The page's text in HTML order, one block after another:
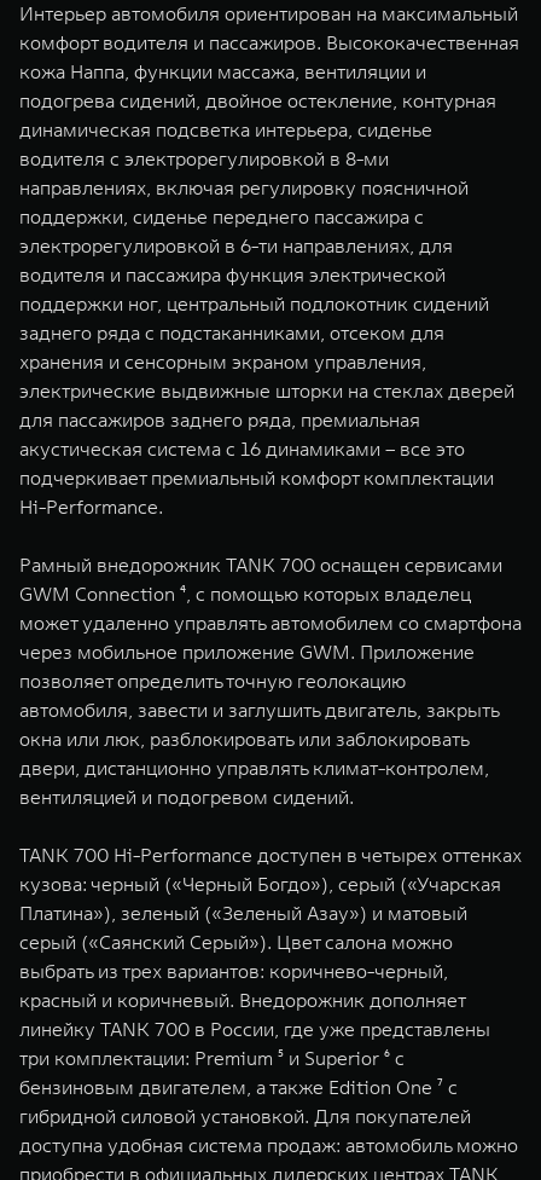
Интерьер автомобиля ориентирован на максимальный
комфорт водителя и пассажиров. Высококачественная
кожа Наппа, функции массажа, вентиляции и
подогрева сидений, двойное остекление, контурная
динамическая подсветка интерьера, сиденье
водителя с электрорегулировкой в 8-ми
направлениях, включая регулировку поясничной
поддержки, сиденье переднего пассажира с
электрорегулировкой в 6-ти направлениях, для
водителя и пассажира функция электрической
поддержки ног, центральный подлокотник сидений
заднего ряда с подстаканниками, отсеком для
хранения и сенсорным экраном управления,
электрические выдвижные шторки на стеклах дверей
для пассажиров заднего ряда, премиальная
акустическая система с 16 динамиками – все это
подчеркивает премиальный комфорт комплектации
Hi-Performance.
Рамный внедорожник TANK 700 оснащен сервисами
GWM Connection ⁴, с помощью которых владелец
может удаленно управлять автомобилем со смартфона
через мобильное приложение GWM. Приложение
позволяет определить точную геолокацию
автомобиля, завести и заглушить двигатель, закрыть
окна или люк, разблокировать или заблокировать
двери, дистанционно управлять климат-контролем,
вентиляцией и подогревом сидений.
TANK 700 Hi-Performance доступен в четырех оттенках
кузова: черный («Черный Богдо»), серый («Учарская
Платина»), зеленый («Зеленый Азау») и матовый
серый («Саянский Серый»). Цвет салона можно
выбрать из трех вариантов: коричнево-черный,
красный и коричневый. Внедорожник дополняет
линейку TANK 700 в России, где уже представлены
три комплектации: Premium ⁵ и Superior ⁶ с
бензиновым двигателем, а также Edition One ⁷ с
гибридной силовой установкой. Для покупателей
доступна удобная система продаж: автомобиль можно
приобрести в официальных дилерских центрах TANK